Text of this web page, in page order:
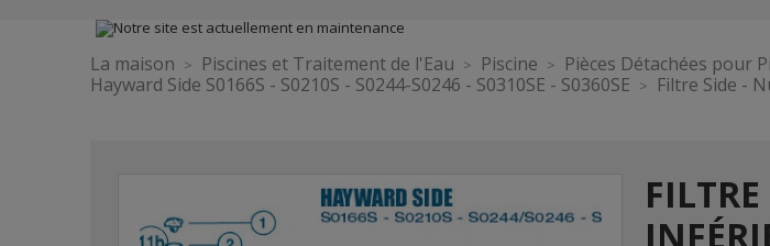
La maison Piscines et Traitement de l'Eau Piscine Pièces Détachées pour
Hayward Side S0166S - S0210S - S0244-S0246 - S0310SE - S0360SE
Filtre Side -